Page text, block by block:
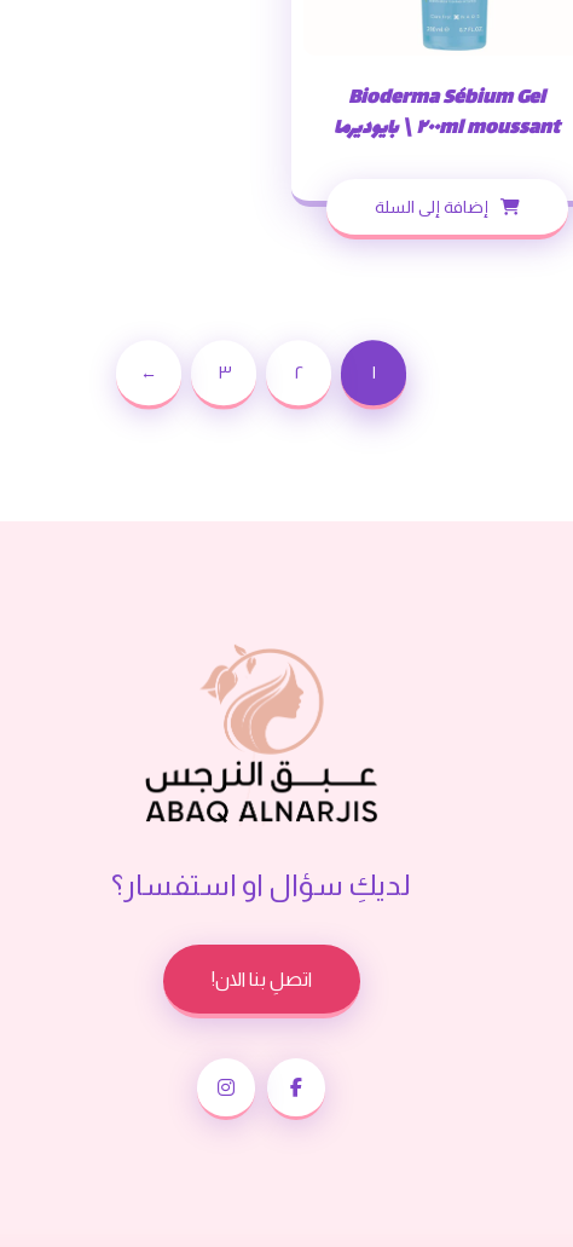
Bioderma Sébium Gel
moussant ٢٠٠ml \ بايوديرما
إضافة إلى السلة
١ ٢ ٣ ←
لديكِ سؤال او استفسار؟
اتصلِ بنا الان!